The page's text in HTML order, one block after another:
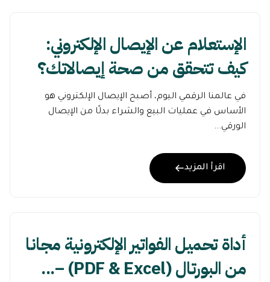
الإستعلام عن الإيصال الإلكتروني:
كيف تتحقق من صحة إيصالاتك؟
في عالمنا الرقمي اليوم، أصبح الإيصال الإلكتروني هو
الأساس في عمليات البيع والشراء بدلًا من الإيصال
الورقي...
اقرأ المزيد
أداة تحميل الفواتير الإلكترونية مجانا
من البورتال (PDF & Excel) –...